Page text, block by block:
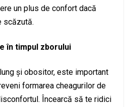
un plus de confort dacă
scăzută.
în timpul zborului
și obositor, este important
formarea cheagurilor de
Încearcă să te ridici